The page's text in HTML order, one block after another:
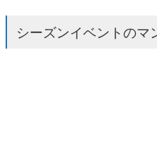
シーズンイベントのマ